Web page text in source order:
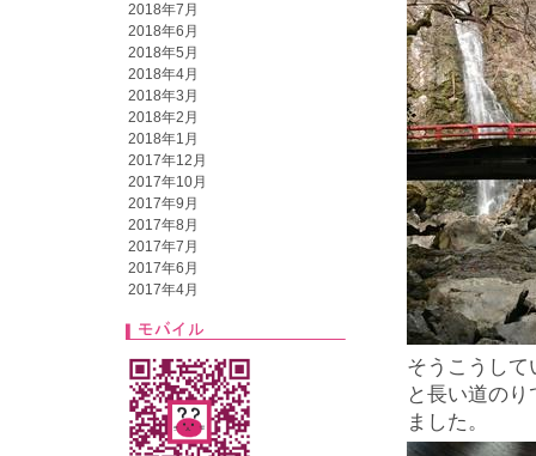
そうこうし
と長い道の
ました。
2018年7月
2018年6月
2018年5月
2018年4月
2018年3月
2018年2月
2018年1月
2017年12月
2017年10月
2017年9月
2017年8月
2017年7月
2017年6月
2017年4月